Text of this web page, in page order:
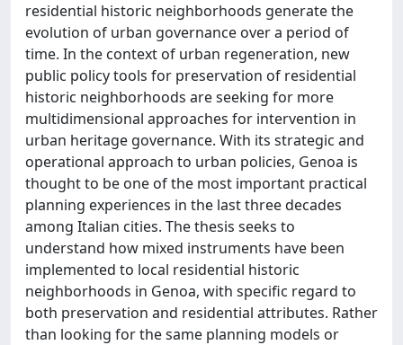
residential historic neighborhoods generate the
evolution of urban governance over a period of
time. In the context of urban regeneration, new
public policy tools for preservation of residential
historic neighborhoods are seeking for more
multidimensional approaches for intervention in
urban heritage governance. With its strategic and
operational approach to urban policies, Genoa is
thought to be one of the most important practical
planning experiences in the last three decades
among Italian cities. The thesis seeks to
understand how mixed instruments have been
implemented to local residential historic
neighborhoods in Genoa, with specific regard to
both preservation and residential attributes. Rather
than looking for the same planning models or